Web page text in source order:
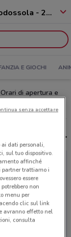
Domodossola - 28845
E GIOCHI
di apertura e
Ultime offerte del volantino Parafarmacia Conad
dati personali,
sul tuo dispositivo.
affinché
partner trattiamo i
essere
non
menu per
clic sul link
avranno effetto nel
consulta
senza accettare